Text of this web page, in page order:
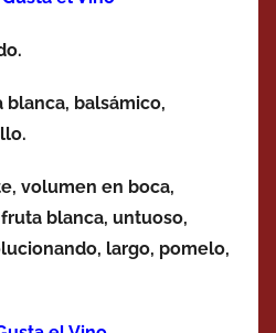
balsámico,
volumen en boca,
blanca, untuoso,
largo, pomelo,